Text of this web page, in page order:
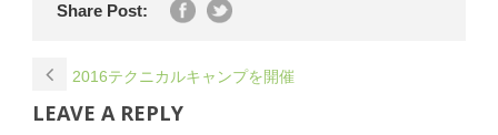
Share Post:
2016テクニカルキャンプを開催
LEAVE A REPLY